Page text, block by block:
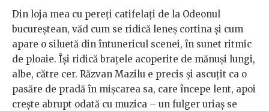
Din loja mea cu pereți catifelați de la Odeonul
bucureștean, văd cum se ridică leneș cortina și cum
apare o siluetă din întunericul scenei, în sunet ritmic
de ploaie. Își ridică brațele acoperite de mănuși lungi,
albe, către cer. Răzvan Mazilu e precis și ascuțit ca o
pasăre de pradă în mișcarea sa, care începe lent, apoi
crește abrupt odată cu muzica – un fulger uriaș se